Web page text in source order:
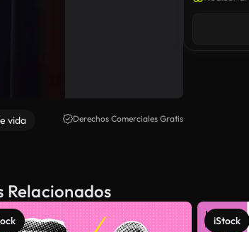
vida
Derechos Comerciales Gratis
Relacionados
iStock